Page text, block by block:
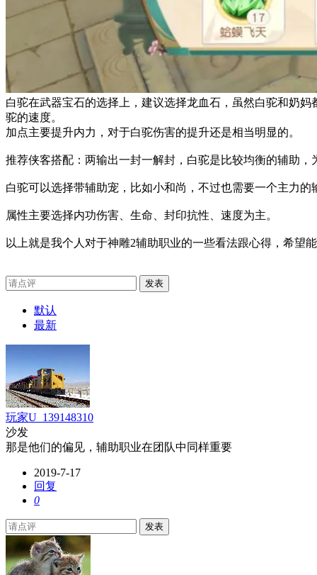
白驼在武器宝石的选择上，建议选择龙血石，虽然白驼和奶
驼的速度。
加点主要提升内力，对于白驼伤害的提升还是相当明显的。
推荐侠客搭配：两输出一封一解封，白驼是比较均衡的辅助
白驼可以选择带辅助宠 ， 比如小和尚 ，不过也需要一个主力
属性主要选择内功伤害、生命、封印抗性、速度为主。
以上就是我个人对于神雕2辅助职业的一些看法跟心得，希望
发表
默认
最新
玩家U_139148310
沙发
那是他们的偏见，辅助职业在团队中同样重要
2019-7-17
回复
0
发表